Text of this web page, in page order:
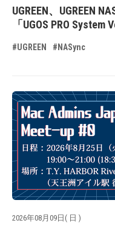
UGREEN、UGREEN
「UGOS PRO
#UGREEN #NASync
2026年08月09日( 日 )